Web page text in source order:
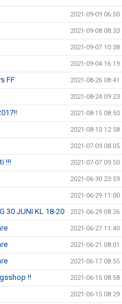
2021-09-09 06:50
2021-09-08 08:33
2021-09-07 10:38
2021-09-04 16:19
FF 2021-08-26 08:41
2021-08-24 09:23
2021-08-15 08:50
2021-08-10 12:58
2021-07-09 08:05
!!! 2021-07-07 09:50
2021-06-30 23:59
2021-06-29 11:00
30 JUNI KL 18-20 2021-06-29 08:26
2021-06-27 11:40
2021-06-21 08:01
2021-06-17 08:55
!! 2021-06-15 08:58
2021-06-15 08:29